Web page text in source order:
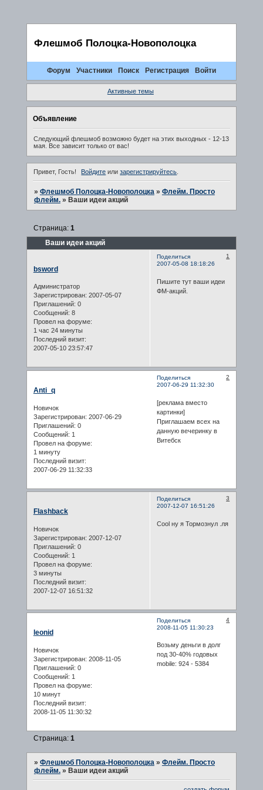
Флешмоб Полоцка-Новополоцка
Форум Участники Поиск Регистрация Войти
Активные темы
Объявление
Следующий флешмоб возможно будет на этих выходных - 12-13
мая. Все зависит только от вас!
Привет, Гость! Войдите илизарегистрируйтесь
» Флешмоб Полоцка-Новополоцка » Флейм. Просто
флейм. » Ваши идеи акций
Ваши идеи акций
Страница: 1
Поделиться
1
2007-05-08 18:18:26
bsword
Администратор
Зарегистрирован: 2007-05-07
Приглашений: 0
Сообщений: 8
Провел на форуме:
1 час 24 минуты
Последний визит:
2007-05-10 23:57:47
Пишите тут ваши идеи
ФМ-акций.
Поделиться
2
2007-06-29 11:32:30
Anti_q
Новичок
Зарегистрирован: 2007-06-29
Приглашений: 0
Сообщений: 1
Провел на форуме:
1 минуту
Последний визит:
2007-06-29 11:32:33
[реклама вместо
картинки]
Приглашаем всех на
данную вечеринку в
Витебск
Поделиться
3
2007-12-07 16:51:26
Flashback
Новичок
Зарегистрирован: 2007-12-07
Приглашений: 0
Сообщений: 1
Провел на форуме:
3 минуты
Последний визит:
2007-12-07 16:51:32
Cool ну я Тормознул .ля
Поделиться
4
2008-11-05 11:30:23
leonid
Новичок
Зарегистрирован: 2008-11-05
Приглашений: 0
Сообщений: 1
Провел на форуме:
10 минут
Последний визит:
2008-11-05 11:30:32
Возьму деньги в долг
под 30-40% годовых
mobile: 924 - 5384
Страница: 1
» Флешмоб Полоцка-Новополоцка » Флейм. Просто
флейм. » Ваши идеи акций